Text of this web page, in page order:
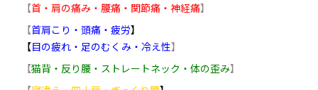
【首・肩の痛み・腰痛・関節痛・神経痛】
【首肩こり・頭痛・疲労】
【目の疲れ・足のむくみ・冷え性】
【猫背・反り腰・ストレートネック・体の歪み】